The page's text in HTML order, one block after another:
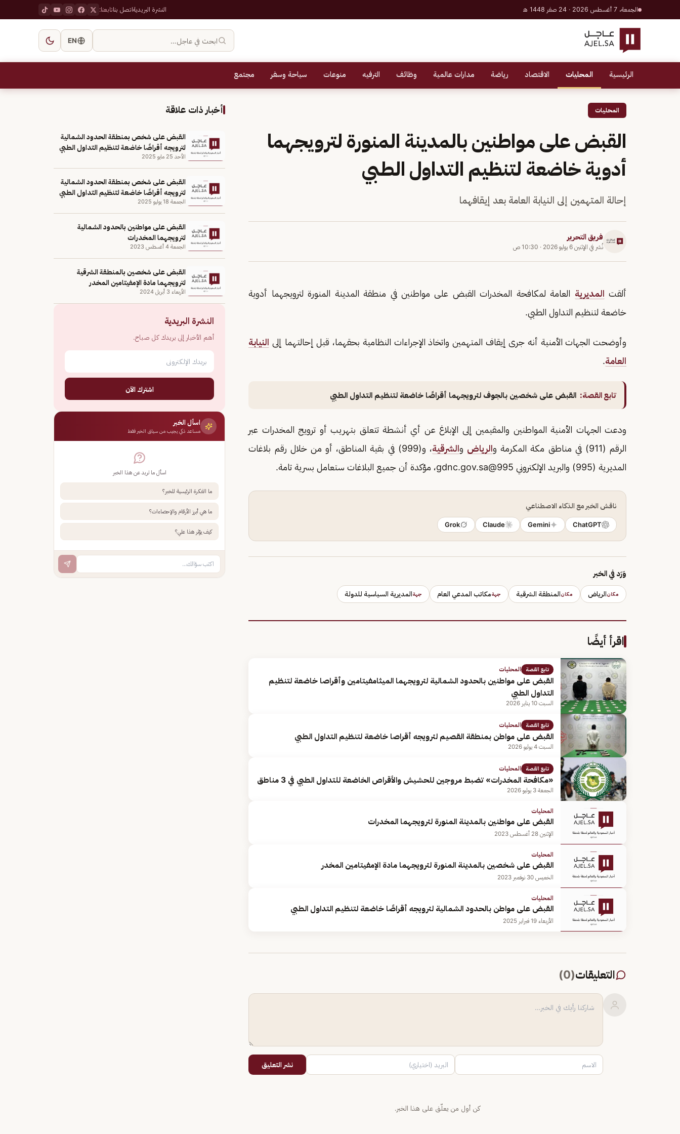
الجمعة، 7 أغسطس 2026 · 24 صفر 1448 هـ النشرة البريديةاتصل بناتابعنا:
ابحث في عاجل… EN
الرئيسية المحليات الاقتصاد رياضة مدارات عالمية وظائف الترفيه منوعات سياحة وسفر مجتمع
المحليات
القبض على مواطنين بالمدينة المنورة لترويجهما
أدوية خاضعة لتنظيم التداول الطبي
إحالة المتهمين إلى النيابة العامة بعد إيقافهما
فريق التحرير
نُشر في الإثنين 6 يوليو 2026 · 10:30 ص
ألقت المديرية العامة لمكافحة المخدرات القبض على مواطنين في منطقة المدينة المنورة لترويجهما أدوية
خاضعة لتنظيم التداول الطبي.
وأوضحت الجهات الأمنية أنه جرى إيقاف المتهمين واتخاذ الإجراءات النظامية بحقهما، قبل إحالتهما إلى النيابة
العامة.
تابع القصة: القبض على شخصين بالجوف لترويجهما أقراصًا خاضعة لتنظيم التداول الطبي
ودعت الجهات الأمنية المواطنين والمقيمين إلى الإبلاغ عن أي أنشطة تتعلق بتهريب أو ترويج المخدرات عبر
الرقم (911) في مناطق مكة المكرمة و
الرياض والشرقية
، و(999) في بقية المناطق، أو من خلال رقم بلاغات
المديرية (995) والبريد الإلكتروني
995@gdnc.gov.sa ، مؤكدة أن جميع البلاغات ستعامل بسرية تامة.
ناقش الخبر مع الذكاء الاصطناعي
ChatGPT
Gemini
Claude
Grok
وَرَد في الخبر
مكانالرياض مكانالمنطقة الشرقية جهةمكاتب المدعي العام جهةالمديرية السياسية للدولة
اقرأ أيضًا
تابع القصة المحليات
القبض على مواطنين بالحدود الشمالية لترويجهما الميثامفيتامين وأقراصا خاضعة لتنظيم
التداول الطبي
السبت 10 يناير 2026
تابع القصة المحليات
القبض على مواطن بمنطقة القصيم لترويجه أقراصا خاضعة لتنظيم التداول الطبي
السبت 4 يوليو 2026
تابع القصة المحليات
«مكافحة المخدرات» تضبط مروجين للحشيش والأقراص الخاضعة للتداول الطبي في 3 مناطق
الجمعة 3 يوليو 2026
المحليات
القبض على مواطنين بالمدينة المنورة لترويجهما المخدرات
الإثنين 28 أغسطس 2023
المحليات
القبض على شخصين بالمدينة المنورة لترويجهما مادة الإمفيتامين المخدر
الخميس 30 نوفمبر 2023
المحليات
القبض على مواطن بالحدود الشمالية لترويجه أقراصًا خاضعة لتنظيم التداول الطبي
الأربعاء 19 فبراير 2025
التعليقات(
0
)
نشر التعليق
كن أول من يعلّق على هذا الخبر.
أخبار ذات علاقة
القبض على شخص بمنطقة الحدود الشمالية
لترويجه أقراصًا خاضعة لتنظيم التداول الطبي
الأحد 25 مايو 2025
القبض على شخص بمنطقة الحدود الشمالية
لترويجه أقراصًا خاضعة لتنظيم التداول الطبي
الجمعة 18 يوليو 2025
القبض على مواطنين بالحدود الشمالية
لترويجهما المخدرات
الجمعة 4 أغسطس 2023
القبض على شخصين بالمنطقة الشرقية
لترويجهما مادة الإمفيتامين المخدر
الأربعاء 3 أبريل 2024
النشرة البريدية
أهم الأخبار إلى بريدك كل صباح.
اشترك الآن
اسأل الخبر
مساعد ذكي يجيب من سياق الخبر فقط
اسأل ما تريد عن هذا الخبر
ما الفكرة الرئيسية للخبر؟
ما هي أبرز الأرقام والإحصاءات؟
كيف يؤثر هذا علي؟